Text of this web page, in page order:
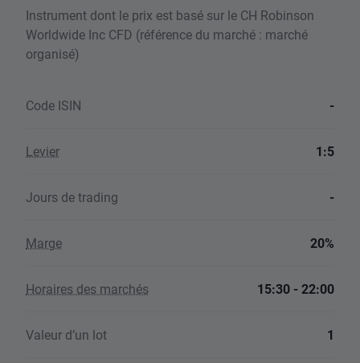
Instrument dont le prix est basé sur le CH Robinson
Worldwide Inc CFD (référence du marché : marché
organisé)
Code ISIN -
Levier 1:5
Jours de trading -
Marge 20%
Horaires des marchés 15:30 - 22:00
Valeur d’un lot 1